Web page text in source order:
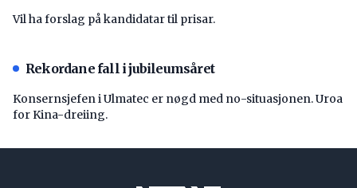
Vil ha forslag på kandidatar til prisar.
Rekordane fall i jubileumsåret
Konsernsjefen i Ulmatec er nøgd med no-situasjonen. Uroa
for Kina-dreiing.